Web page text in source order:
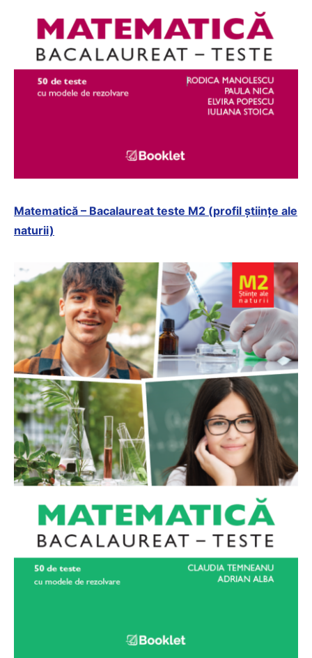
Matematică – Bacalaureat teste M2 (profil științe ale
naturii)